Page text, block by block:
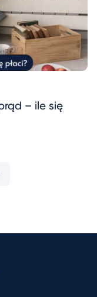
– ile się